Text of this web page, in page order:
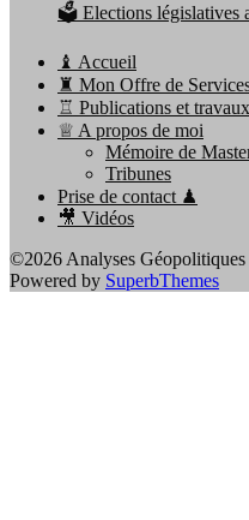
🗳️ Elections législatives
♝ Accueil
♜ Mon Offre de
♖ Publications et travaux
♕ A propos de moi
Mémoire de
Tribunes
Prise de contact ♟
🎥 Vidéos
©2026 Analyses
Powered by SuperbThemes